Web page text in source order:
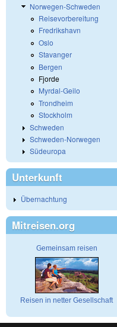
Norwegen-Schweden
Reisevorbereitung
Fredrikshavn
Oslo
Stavanger
Bergen
Fjorde
Myrdal-Geilo
Trondheim
Stockholm
Schweden
Schweden-Norwegen
Südeuropa
Unterkunft
Übernachtung
Mitreisen.org
Gemeinsam reisen
Reisen in netter Gesellschaft